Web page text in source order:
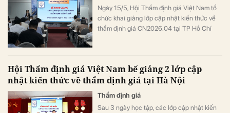
Ngày 15/5, Hội Thẩm định giá Việt Nam tổ
chức khai giảng lớp cập nhật kiến thức về
thẩm định giá CN2026.04 tại TP Hồ Chí
Hội Thẩm định giá Việt Nam bế giảng 2 lớp cập
nhật kiến thức về thẩm định giá tại Hà Nội
Thẩm định giá
Sau 3 ngày học tập, các lớp cập nhật kiến